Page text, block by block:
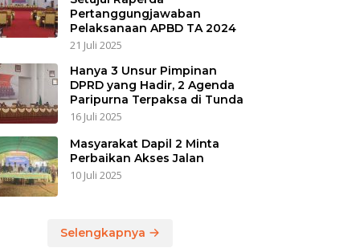
Pertanggungjawaban
Pelaksanaan APBD TA 2024
21 Juli 2025
Hanya 3 Unsur Pimpinan
DPRD yang Hadir, 2 Agenda
Paripurna Terpaksa di Tunda
16 Juli 2025
Masyarakat Dapil 2 Minta
Perbaikan Akses Jalan
10 Juli 2025
Selengkapnya